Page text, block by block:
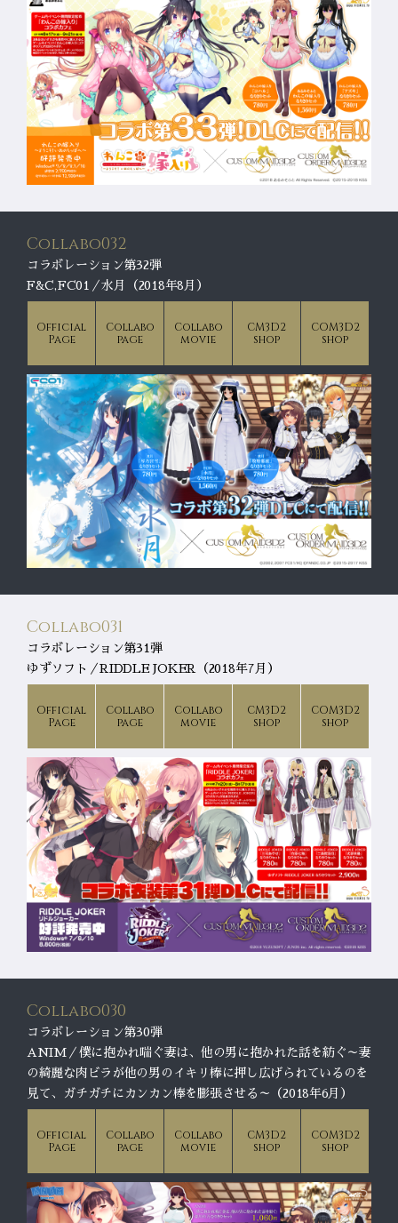
Collabo032
コラボレーション第32弾
F&C,FC01／水月（2018年8月）
Official
Page
Collabo
page
Collabo
movie
CM3D2
shop
COM3D2
shop
Collabo031
コラボレーション第31弾
ゆずソフト／RIDDLE JOKER（2018年7月）
Official
Page
Collabo
page
Collabo
movie
CM3D2
shop
COM3D2
shop
Collabo030
コラボレーション第30弾
ANIM／僕に抱かれ喘ぐ妻は、他の男に抱かれた話を紡ぐ～妻
の綺麗な肉ビラが他の男のイキリ棒に押し広げられているのを
見て、ガチガチにカンカン棒を膨張させる～（2018年6月）
Official
Page
Collabo
page
Collabo
movie
CM3D2
shop
COM3D2
shop